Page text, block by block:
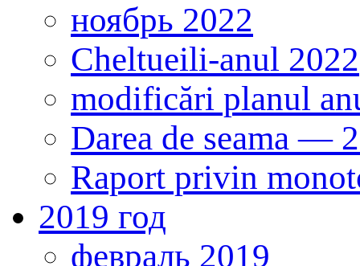
ноябрь 2022
Cheltueili-anul 2022
modificări planul
Darea de seama —
Raport privin
2019 год
февраль 2019